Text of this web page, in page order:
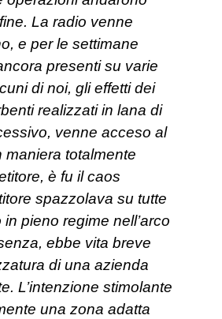
La radio venne
e per le settimane
presenti su varie
di noi, gli effetti dei
realizzati in lana di
venne acceso al
maniera totalmente
è fu il caos
spazzolava su tutte
pieno regime nell’arco
ebbe vita breve
di una azienda
L’intenzione stimolante
una zona adatta